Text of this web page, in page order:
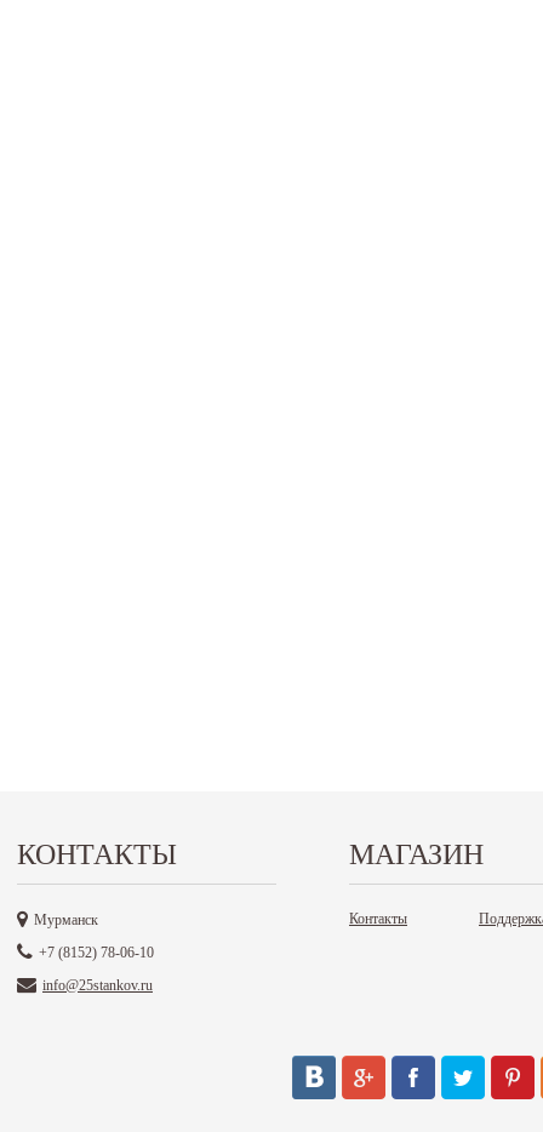
КОНТАКТЫ
Мурманск
+7 (8152) 78-06-10
info@25stankov.ru
МАГАЗИН
Контакты